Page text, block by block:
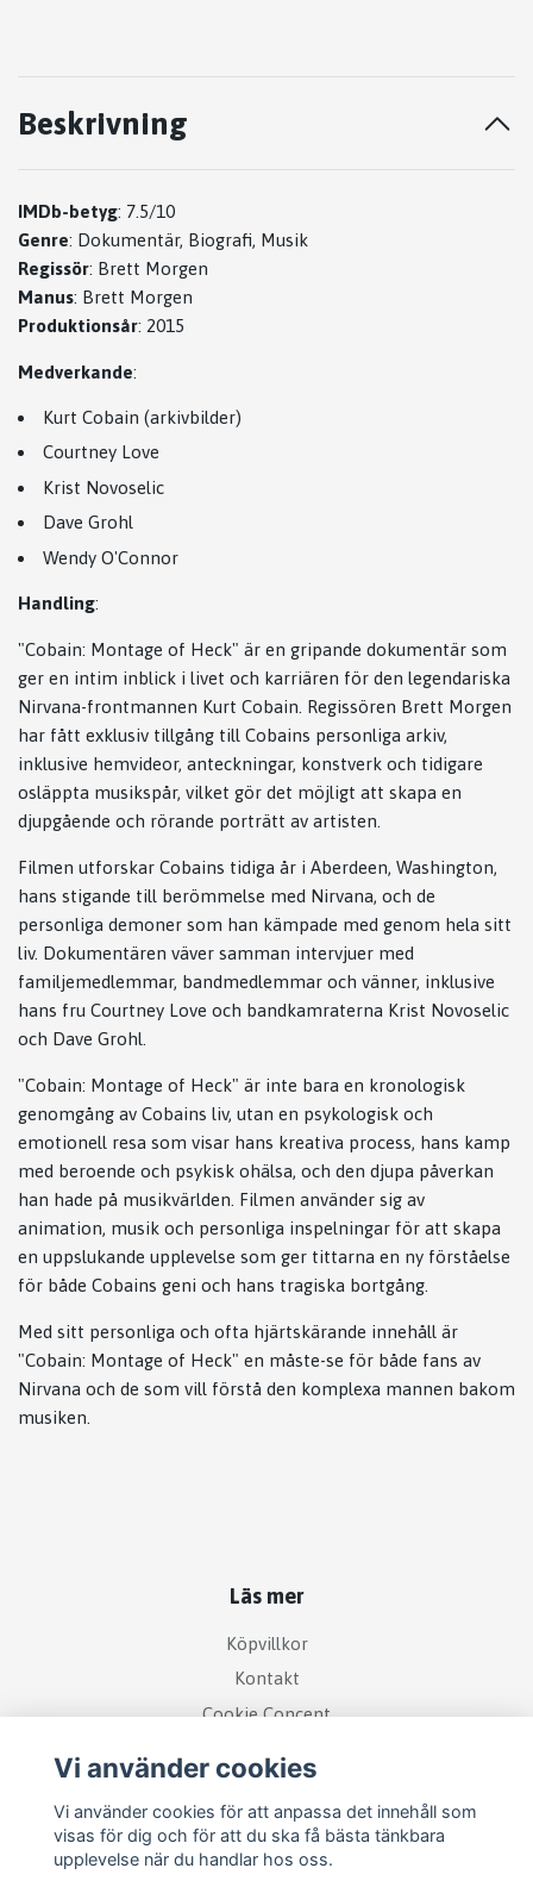
Beskrivning
IMDb-betyg: 7.5/10
Genre: Dokumentär, Biografi, Musik
Regissör: Brett Morgen
Manus: Brett Morgen
Produktionsår: 2015
Medverkande:
Kurt Cobain (arkivbilder)
Courtney Love
Krist Novoselic
Dave Grohl
Wendy O'Connor
Handling:
"Cobain: Montage of Heck" är en gripande dokumentär som
ger en intim inblick i livet och karriären för den legendariska
Nirvana-frontmannen Kurt Cobain. Regissören Brett Morgen
har fått exklusiv tillgång till Cobains personliga arkiv,
inklusive hemvideor, anteckningar, konstverk och tidigare
osläppta musikspår, vilket gör det möjligt att skapa en
djupgående och rörande porträtt av artisten.
Filmen utforskar Cobains tidiga år i Aberdeen, Washington,
hans stigande till berömmelse med Nirvana, och de
personliga demoner som han kämpade med genom hela sitt
liv. Dokumentären väver samman intervjuer med
familjemedlemmar, bandmedlemmar och vänner, inklusive
hans fru Courtney Love och bandkamraterna Krist Novoselic
och Dave Grohl.
"Cobain: Montage of Heck" är inte bara en kronologisk
genomgång av Cobains liv, utan en psykologisk och
emotionell resa som visar hans kreativa process, hans kamp
med beroende och psykisk ohälsa, och den djupa påverkan
han hade på musikvärlden. Filmen använder sig av
animation, musik och personliga inspelningar för att skapa
en uppslukande upplevelse som ger tittarna en ny förståelse
för både Cobains geni och hans tragiska bortgång.
Med sitt personliga och ofta hjärtskärande innehåll är
"Cobain: Montage of Heck" en måste-se för både fans av
Nirvana och de som vill förstå den komplexa mannen bakom
musiken.
Läs mer
Köpvillkor
Kontakt
Cookie Concent
Vi använder cookies
Vi använder cookies för att anpassa det innehåll som
visas för dig och för att du ska få bästa tänkbara
upplevelse när du handlar hos oss.